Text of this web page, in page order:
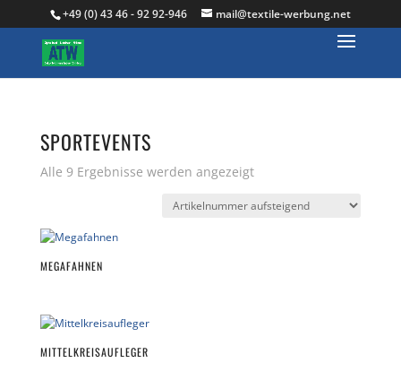
+49 (0) 43 46 - 92 92-946 mail@textile-werbung.net
SPORTEVENTS
Alle 9 Ergebnisse werden angezeigt
MEGAFAHNEN
MITTELKREISAUFLEGER